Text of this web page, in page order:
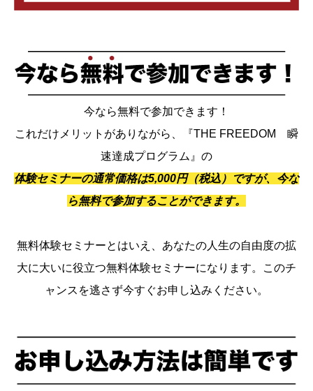
今なら無料で参加できます！
これだけメリットがありながら、『THE FREEDOM 瞬
速達成プログラム』の
体験セミナーの通常価格は5,000円（税込）ですが、今な
ら無料で参加することができます。
無料体験セミナーとはいえ、あなたの人生の自由度の拡
大に大いに役立つ無料体験セミナーになります。このチ
ャンスを逃さず今すぐお申し込みください。